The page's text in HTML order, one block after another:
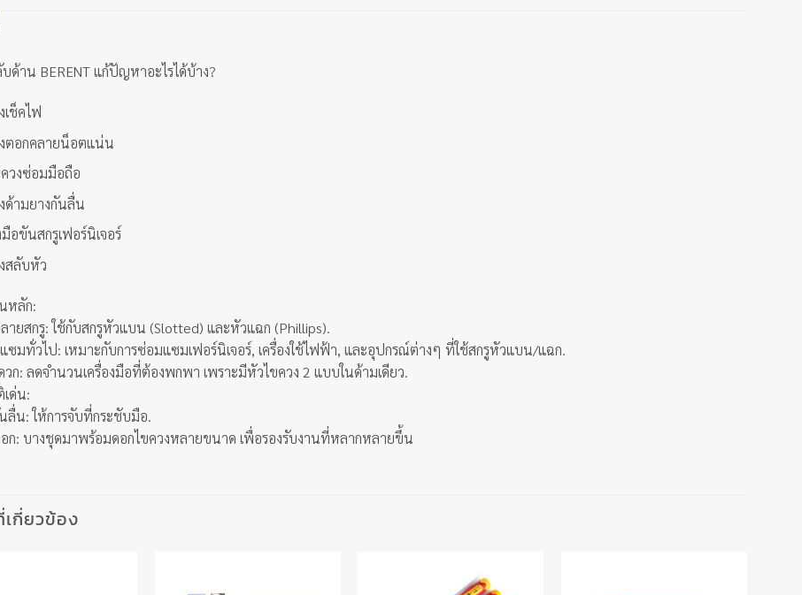
ด้าน BERENT แก้ปัญหาอะไรได้บ้าง?
เช็คไฟ
ตอกคลายน็อตแน่น
วงซ่อมมือถือ
ด้ามยางกันลื่น
มือขันสกรูเฟอร์นิเจอร์
สลับหัว
หลัก:
ายสกรู: ใช้กับสกรูหัวแบน (Slotted) และหัวแฉก (Phillips).
ซมทั่วไป: เหมาะกับการซ่อมแซมเฟอร์นิเจอร์, เครื่องใช้ไฟฟ้า, และอุปกรณ์ต่างๆ ที่ใช้สกรูหัวแบน/แฉก.
วก: ลดจำนวนเครื่องมือที่ต้องพกพา เพราะมีหัวไขควง 2 แบบในด้ามเดียว.
ด่น:
ลื่น: ให้การจับที่กระชับมือ.
ก: บางชุดมาพร้อมดอกไขควงหลายขนาด เพื่อรองรับงานที่หลากหลายขึ้น
กี่ยวข้อง